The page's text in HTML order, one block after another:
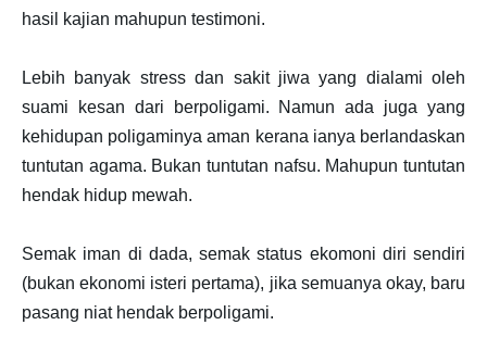
hasil kajian mahupun testimoni.
Lebih banyak stress dan sakit jiwa yang dialami oleh
suami kesan dari berpoligami. Namun ada juga yang
kehidupan poligaminya aman kerana ianya berlandaskan
tuntutan agama. Bukan tuntutan nafsu. Mahupun tuntutan
hendak hidup mewah.
Semak iman di dada, semak status ekomoni diri sendiri
(bukan ekonomi isteri pertama), jika semuanya okay, baru
pasang niat hendak berpoligami.